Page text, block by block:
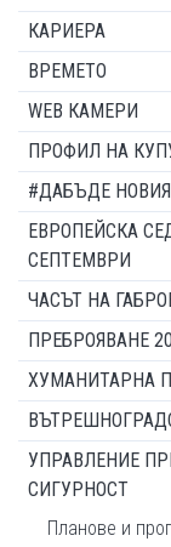
КАРИЕРА
ВРЕМЕТО
WEB КАМЕРИ
ПРОФИЛ НА
#ДАБЪДЕ
ЕВРОПЕЙСКА
СЕПТЕМВРИ
ЧАСЪТ НА
ПРЕБРОЯВАНЕ
ХУМАНИТАРНА
УПРАВЛЕНИЕ
СИГУРНОСТ
Планове и